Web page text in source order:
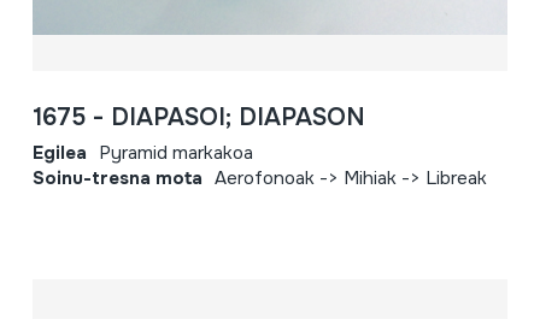
1675 - DIAPASOI; DIAPASON
Egilea Pyramid markakoa
Soinu-tresna mota Aerofonoak -> Mihiak -> Libreak